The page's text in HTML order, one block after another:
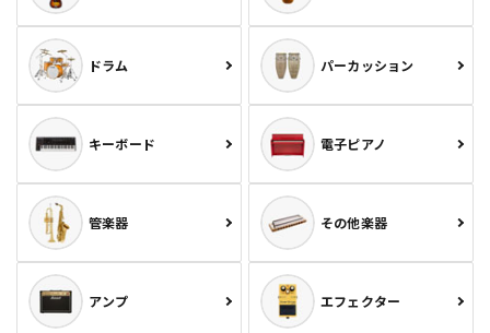
ドラム パーカッション
キーボード 電子ピアノ
管楽器 その他楽器
アンプ エフェクター